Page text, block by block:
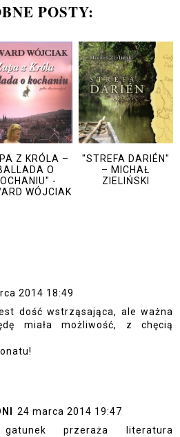
POSTY:
Z KRÓLA –
O
-
WÓJCIAK
"STREFA DARIÉN"
– MICHAŁ
ZIELIŃSKI
2014 18:49
dość wstrząsająca, ale ważna
miała możliwość, z chęcią
24 marca 2014 19:47
przeraża literatura